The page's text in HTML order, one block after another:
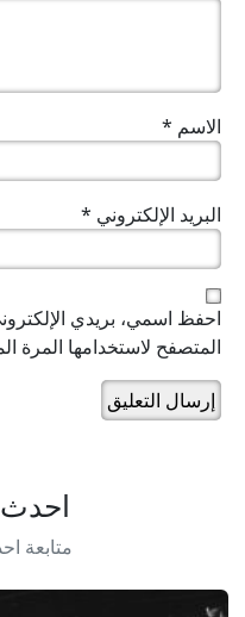
الاسم *
البريد الإلكتروني *
احفظ اسمي، بريدي
المتصفح لاستخدامها المرة
احدث
متابعة